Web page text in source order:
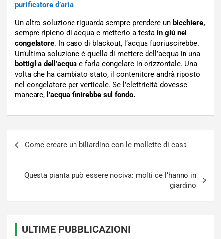
purificatore d’aria
Un altro soluzione riguarda sempre prendere un bicchiere,
sempre ripieno di acqua e metterlo a testa in giù nel
congelatore. In caso di blackout, l’acqua fuoriuscirebbe.
Un’ultima soluzione è quella di mettere dell’acqua in una
bottiglia dell’acqua e farla congelare in orizzontale. Una
volta che ha cambiato stato, il contenitore andrà riposto
nel congelatore per verticale. Se l’elettricità dovesse
mancare, l’acqua finirebbe sul fondo.
Come creare un biliardino con le mollette di casa
Questa pianta può essere nociva: molti ce l’hanno in
giardino
ULTIME PUBBLICAZIONI